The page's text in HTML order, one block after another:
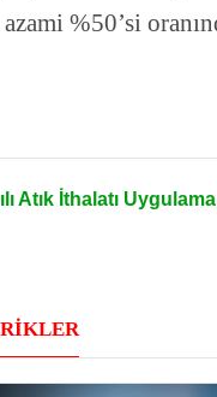
%50’si
Atık İthalatı